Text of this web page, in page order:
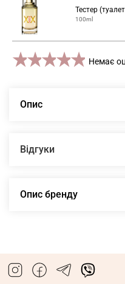
Тестер
100ml
5
4
3 stars
2 stars
1 star Немає
Опис
Відгуки
Опис бренду